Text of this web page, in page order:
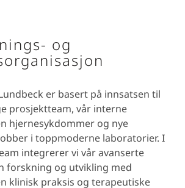
og
er basert på innsatsen til
prosjektteam, vår interne
hjernesykdommer og nye
i toppmoderne laboratorier. I
integrerer vi vår avanserte
forskning og utvikling med
klinisk praksis og terapeutiske